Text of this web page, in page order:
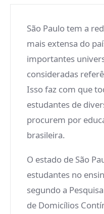
São Paulo tem a
mais extensa do
importantes
consideradas
Isso faz com que
estudantes de
procurem por
brasileira.
O estado de São
estudantes no
segundo a
de Domicílios